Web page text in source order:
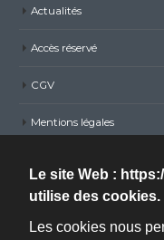
Le site Web :
utilise des cookies.
Les cookies nous
Actualités
Accès réservé
CGV
Mentions légales
Nous contacter